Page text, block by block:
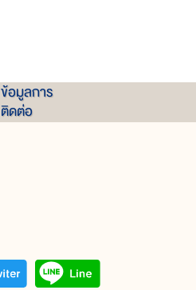
ข้อมูลการ
ติดต่อ